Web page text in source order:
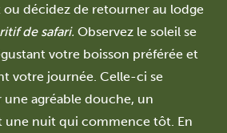
décidez de retourner au lodge
de safari. Observez le soleil se
votre boisson préférée et
votre journée. Celle-ci se
agréable douche, un
une nuit qui commence tôt. En